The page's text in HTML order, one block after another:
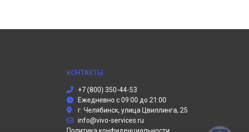
КОНТАКТЫ
+7 (800) 350-44-53
Ежедневно с 09:00 до 21:00
г. Челябинск, улица Цвиллинга, 25
info@vivo-services.ru